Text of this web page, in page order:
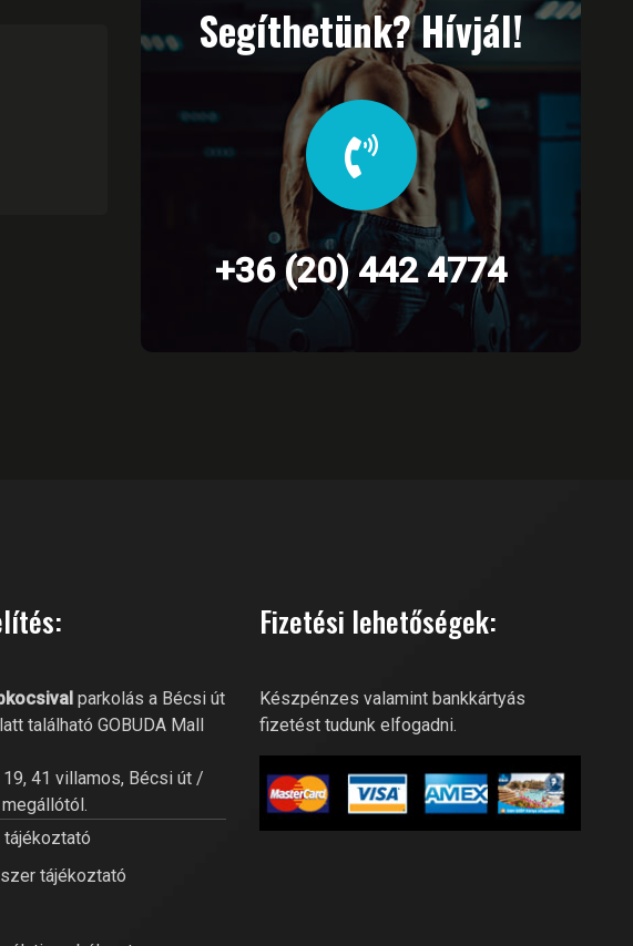
Segíthetünk? Hívjál!
+36 (20) 442 4774
parkolás a Bécsi út
található GOBUDA Mall
41 villamos, Bécsi út /
tájékoztató
Fizetési lehetőségek:
Készpénzes valamint bankkártyás
fizetést tudunk elfogadni.
tól!